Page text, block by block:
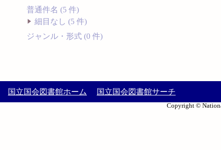
普通件名 (5 件)
細目なし (5 件)
ジャンル・形式 (0 件)
国立国会図書館ホーム 国立国会図書館サーチ
Copyright ©